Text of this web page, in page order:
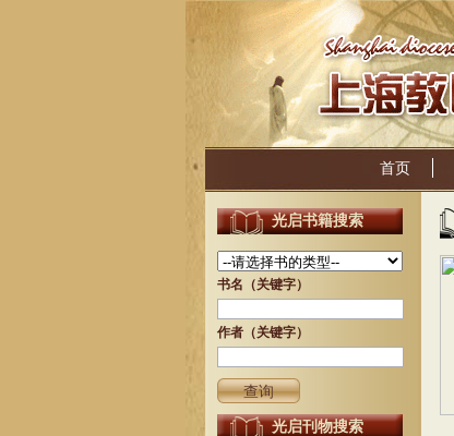
首页
光启书籍搜索
书名（关键字）
作者（关键字）
光启刊物搜索